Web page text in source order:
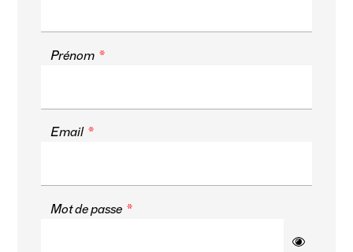
Prénom
Email
Mot de passe